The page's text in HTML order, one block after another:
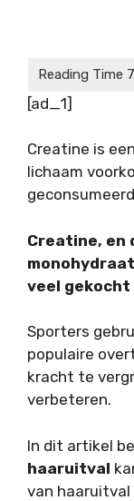
[ad_1]
Creatine is
lichaam
Creatine, en
veel gekocht
Sporters
populaire
kracht te
verbeteren.
In dit artikel
haaruitval
van